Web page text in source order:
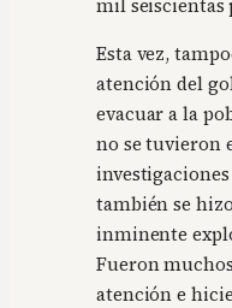
mil seiscientas
Esta vez,
atención del
evacuar a la
no se tuvieron
también se
inminente
Fueron
atención e